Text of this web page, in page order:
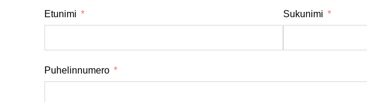
Etunimi Sukunimi
Puhelinnumero